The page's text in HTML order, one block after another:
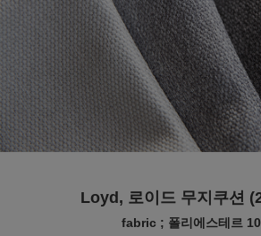
Loyd, 로이드 무지쿠션
fabric ; 폴리에스테르